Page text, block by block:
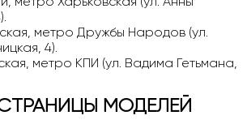
метро Дружбы Народов (ул.
4).
метро КПИ (ул. Вадима Гетьмана,
МОДЕЛЕЙ